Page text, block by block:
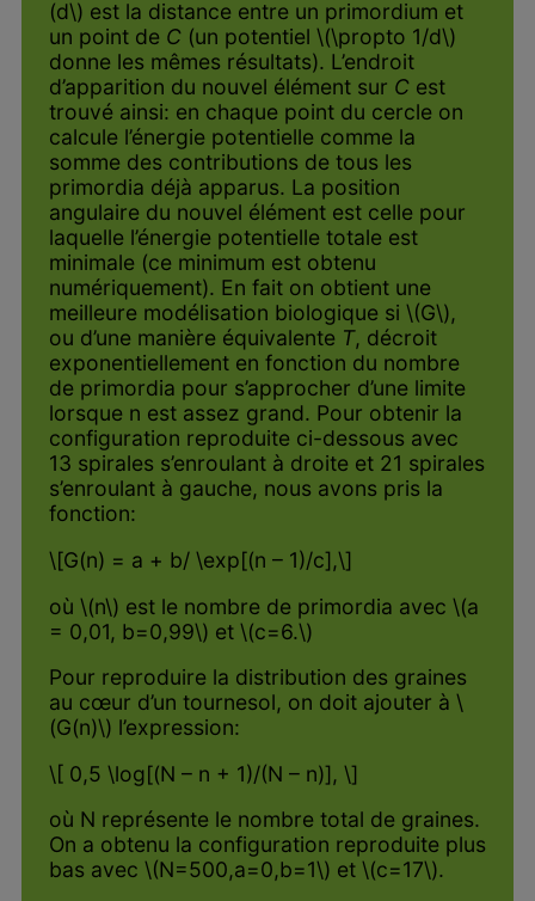
(d\) est la distance entre un primordium et
un point de C(un potentiel \(\propto 1/d\)
donne les mêmes résultats). L’endroit
d’apparition du nouvel élément sur Cest
trouvé ainsi: en chaque point du cercle on
calcule l’énergie potentielle comme la
somme des contributions de tous les
primordia déjà apparus. La position
angulaire du nouvel élément est celle pour
laquelle l’énergie potentielle totale est
minimale (ce minimum est obtenu
numériquement). En fait on obtient une
meilleure modélisation biologique si \(G\),
ou d’une manière équivalente T, décroit
exponentiellement en fonction du nombre
de primordia pour s’approcher d’une limite
lorsque n est assez grand. Pour obtenir la
configuration reproduite ci-dessous avec
13 spirales s’enroulant à droite et 21 spirales
s’enroulant à gauche, nous avons pris la
fonction:
\[G(n) = a + b/ \exp[(n – 1)/c],\]
où \(n\) est le nombre de primordia avec \(a
= 0,01, b=0,99\) et \(c=6.\)
Pour reproduire la distribution des graines
au cœur d’un tournesol, on doit ajouter à \
(G(n)\) l’expression:
\[ 0,5 \log[(N – n + 1)/(N – n)], \]
où N représente le nombre total de graines.
On a obtenu la configuration reproduite plus
bas avec \(N=500,a=0,b=1\) et \(c=17\).